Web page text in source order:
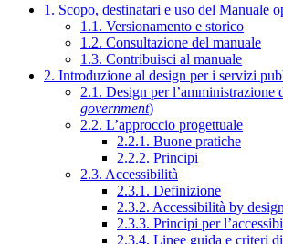
1. Scopo, destinatari e uso del Manuale
1.1. Versionamento e storico
1.2. Consultazione del manuale
1.3. Contribuisci al manuale
2. Introduzione al design per i servizi
2.1. Design per l’amministrazione
government)
2.2. L’approccio progettuale
2.2.1. Buone pratiche
2.2.2. Principi
2.3. Accessibilità
2.3.1. Definizione
2.3.2. Accessibilità by design
2.3.3. Principi per
2.3.4. Linee guida e criteri